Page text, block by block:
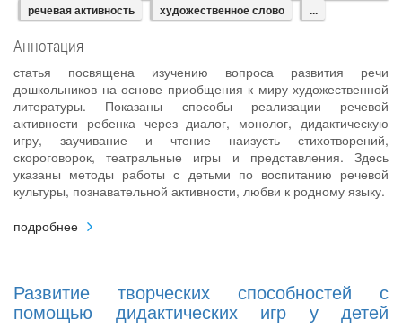
речевая активность
художественное слово ...
Аннотация
статья посвящена изучению вопроса развития речи
дошкольников на основе приобщения к миру художественной
литературы. Показаны способы реализации речевой
активности ребенка через диалог, монолог, дидактическую
игру, заучивание и чтение наизусть стихотворений,
скороговорок, театральные игры и представления. Здесь
указаны методы работы с детьми по воспитанию речевой
культуры, познавательной активности, любви к родному языку.
подробнее
Развитие творческих способностей с
помощью дидактических игр у детей